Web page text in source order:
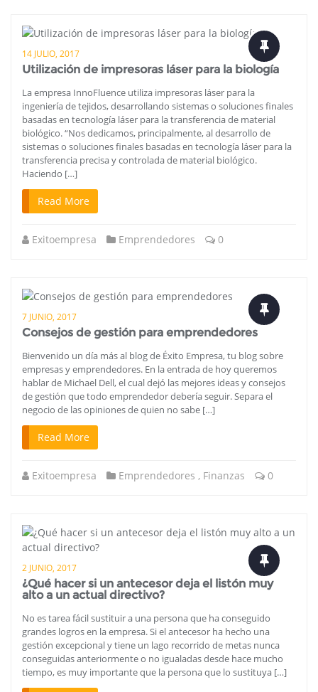
14 JULIO, 2017
Utilización de impresoras láser para la biología
La empresa InnoFluence utiliza impresoras láser para la
ingeniería de tejidos, desarrollando sistemas o soluciones finales
basadas en tecnología láser para la transferencia de material
biológico. “Nos dedicamos, principalmente, al desarrollo de
sistemas o soluciones finales basadas en tecnología láser para la
transferencia precisa y controlada de material biológico.
Haciendo […]
Read More
Exitoempresa Emprendedores 0
7 JUNIO, 2017
Consejos de gestión para emprendedores
Bienvenido un día más al blog de Éxito Empresa, tu blog sobre
empresas y emprendedores. En la entrada de hoy queremos
hablar de Michael Dell, el cual dejó las mejores ideas y consejos
de gestión que todo emprendedor debería seguir. Separa el
negocio de las opiniones de quien no sabe […]
Read More
Exitoempresa Emprendedores , Finanzas 0
2 JUNIO, 2017
¿Qué hacer si un antecesor deja el listón muy
alto a un actual directivo?
No es tarea fácil sustituir a una persona que ha conseguido
grandes logros en la empresa. Si el antecesor ha hecho una
gestión excepcional y tiene un lago recorrido de metas nunca
conseguidas anteriormente o no igualadas desde hace mucho
tiempo, es muy importante que la persona que lo sustituya […]